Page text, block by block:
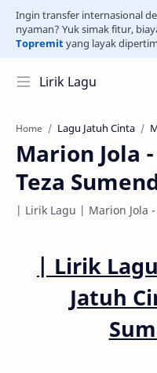
Ingin transfer internasional
nyaman? Yuk simak fitur,
Topremityang layak
Lirik Lagu
Home Lagu Jatuh Cinta
Marion Jola
Teza
| Lirik Lagu | Marion Jola
| Lirik
Jatuh